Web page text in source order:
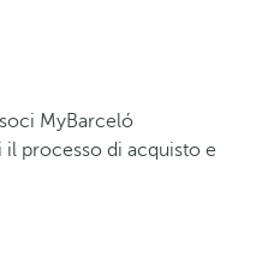
MyBarceló
il processo di acquisto e